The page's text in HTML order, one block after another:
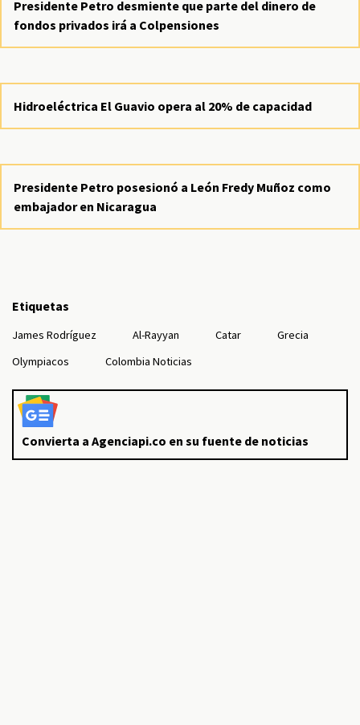
Presidente Petro desmiente que parte del dinero de
fondos privados irá a Colpensiones
Hidroeléctrica El Guavio opera al 20% de capacidad
Presidente Petro posesionó a León Fredy Muñoz como
embajador en Nicaragua
Etiquetas
James Rodríguez Al-Rayyan Catar
Grecia
Olympiacos
Colombia Noticias
Convierta a Agenciapi.co en su fuente de noticias